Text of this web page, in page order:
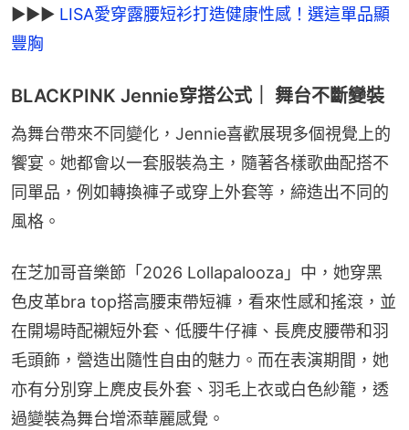
►►► LISA愛穿露腰短衫打造健康性感！選這單品顯
豐胸
BLACKPINK Jennie穿搭公式｜ 舞台不斷變裝
為舞台帶來不同變化，Jennie喜歡展現多個視覺上的
饗宴。她都會以一套服裝為主，隨著各樣歌曲配搭不
同單品，例如轉換褲子或穿上外套等，締造出不同的
風格。
在芝加哥音樂節「2026 Lollapalooza」中，她穿黑
色皮革bra top搭高腰束帶短褲，看來性感和搖滾，並
在開場時配襯短外套、低腰牛仔褲、長麂皮腰帶和羽
毛頭飾，營造出隨性自由的魅力。而在表演期間，她
亦有分別穿上麂皮長外套、羽毛上衣或白色紗籠，透
過變裝為舞台增添華麗感覺。